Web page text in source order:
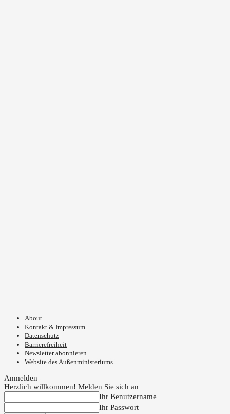
About
Kontakt & Impressum
Datenschutz
Barrierefreiheit
Newsletter abonnieren
Website des Außenministeriums
Anmelden
Herzlich willkommen! Melden Sie sich an
Ihr Benutzername
Ihr Passwort